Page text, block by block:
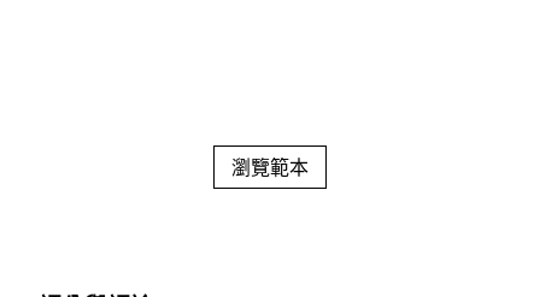
瀏覽範本